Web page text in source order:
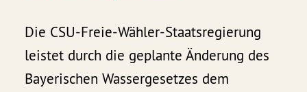
Die CSU-Freie-Wähler-Staatsregierung
leistet durch die geplante Änderung des
Bayerischen Wassergesetzes dem